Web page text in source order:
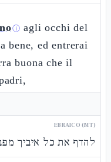
ⓘ agli occhi del
bene, ed entrerai
buona che il
EBRAICO (MT)
להדף את כל איביך